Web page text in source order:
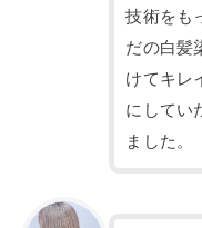
技術をも
だの白髪
けてキレ
にしてい
ました。